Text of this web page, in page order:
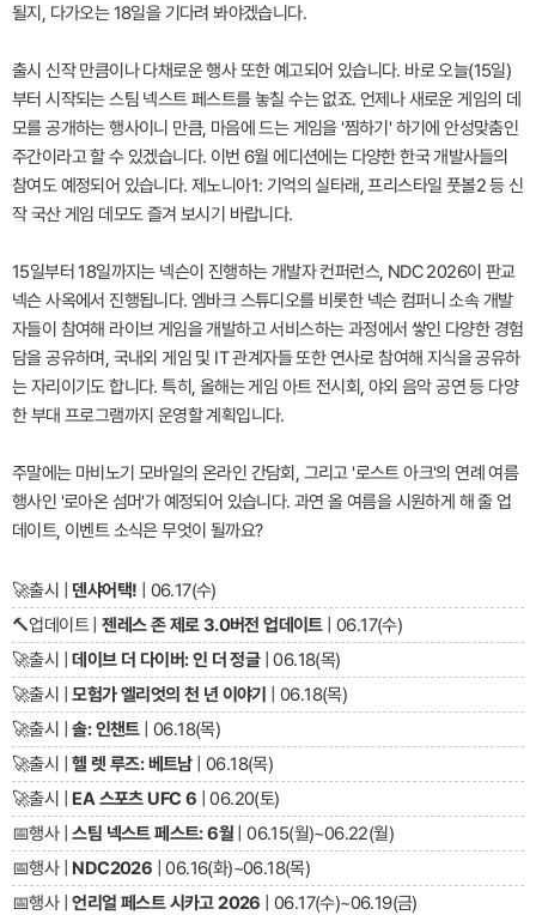
될지, 다가오는 18일을 기다려 봐야겠습니다.
출시 신작 만큼이나 다채로운 행사 또한 예고되어 있습니다. 바로 오늘(15일)
부터 시작되는 스팀 넥스트 페스트를 놓칠 수는 없죠. 언제나 새로운 게임의 데
모를 공개하는 행사이니 만큼, 마음에 드는 게임을 '찜하기' 하기에 안성맞춤인
주간이라고 할 수 있겠습니다. 이번 6월 에디션에는 다양한 한국 개발사들의
참여도 예정되어 있습니다. 제노니아1: 기억의 실타래, 프리스타일 풋볼2 등 신
작 국산 게임 데모도 즐겨 보시기 바랍니다.
15일부터 18일까지는 넥슨이 진행하는 개발자 컨퍼런스, NDC 2026이 판교
넥슨 사옥에서 진행됩니다. 엠바크 스튜디오를 비롯한 넥슨 컴퍼니 소속 개발
자들이 참여해 라이브 게임을 개발하고 서비스하는 과정에서 쌓인 다양한 경험
담을 공유하며, 국내외 게임 및 IT 관계자들 또한 연사로 참여해 지식을 공유하
는 자리이기도 합니다. 특히, 올해는 게임 아트 전시회, 야외 음악 공연 등 다양
한 부대 프로그램까지 운영할 계획입니다.
주말에는 마비노기 모바일의 온라인 간담회, 그리고 '로스트 아크'의 연례 여름
행사인 '로아온 섬머'가 예정되어 있습니다. 과연 올 여름을 시원하게 해 줄 업
데이트, 이벤트 소식은 무엇이 될까요?
🚀출시 | 덴샤어택! | 06.17(수)
🔨업데이트 |젠레스 존 제로 3.0버전 업데이트| 06.17(수)
🚀출시 |데이브 더 다이버: 인 더 정글| 06.18(목)
🚀출시 |모험가 엘리엇의 천 년 이야기
| 06.18(목)
🚀출시 |솔: 인챈트| 06.18(목)
🚀출시 |헬 렛 루즈: 베트남| 06.18(목)
🚀출시 | EA 스포츠 UFC 6 | 06.20(토)
📅행사 |스팀 넥스트 페스트: 6월 | 06.15(월)~06.22(월)
📅행사 | NDC2026 | 06.16(화)~06.18(목)
📅행사 |언리얼 페스트 시카고 2026 | 06.17(수)~06.19(금)